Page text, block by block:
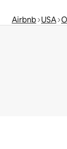
Airbnb USA